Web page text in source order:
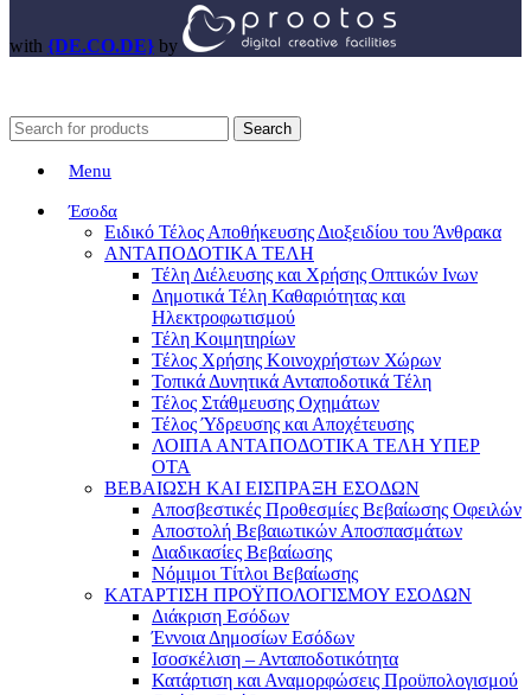
with {DE.CO.DE} by
Search
Menu
Έσοδα
Ειδικό Τέλος Αποθήκευσης Διοξειδίου του Άνθρακα
ΑΝΤΑΠΟΔΟΤΙΚΑ ΤΕΛΗ
Τέλη Διέλευσης και Χρήσης Οπτικών Ινων
Δημοτικά Τέλη Καθαριότητας και
Ηλεκτροφωτισμού
Τέλη Κοιμητηρίων
Τέλος Χρήσης Κοινοχρήστων Χώρων
Τοπικά Δυνητικά Ανταποδοτικά Τέλη
Τέλος Στάθμευσης Οχημάτων
Τέλος Ύδρευσης και Αποχέτευσης
ΛΟΙΠΑ ΑΝΤΑΠΟΔΟΤΙΚΑ ΤΕΛΗ ΥΠΕΡ
ΟΤΑ
ΒΕΒΑΙΩΣΗ ΚΑΙ ΕΙΣΠΡΑΞΗ ΕΣΟΔΩΝ
Αποσβεστικές Προθεσμίες Βεβαίωσης Οφειλών
Αποστολή Βεβαιωτικών Αποσπασμάτων
Διαδικασίες Βεβαίωσης
Νόμιμοι Τίτλοι Βεβαίωσης
ΚΑΤΑΡΤΙΣΗ ΠΡΟΫΠΟΛΟΓΙΣΜΟΥ ΕΣΟΔΩΝ
Διάκριση Εσόδων
Έννοια Δημοσίων Εσόδων
Ισοσκέλιση – Ανταποδοτικότητα
Κατάρτιση και Αναμορφώσεις Προϋπολογισμού